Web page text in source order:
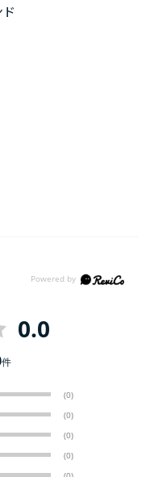
0.0
件
(0)
(0)
(0)
(0)